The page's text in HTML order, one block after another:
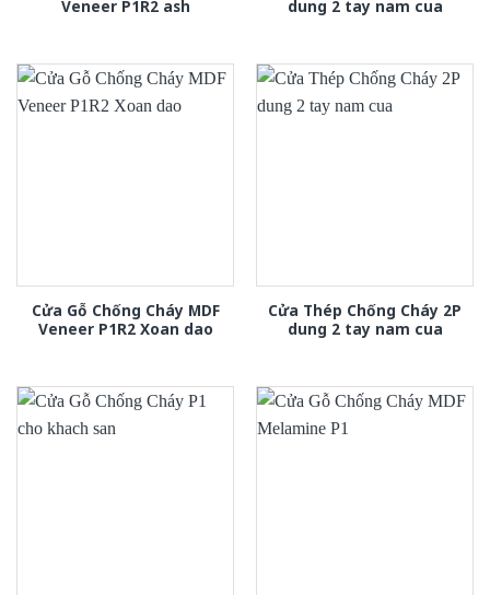
Veneer P1R2 ash dung 2 tay nam cua
Cửa Gỗ Chống Cháy MDF
Veneer P1R2 Xoan dao
Cửa Thép Chống Cháy 2P
dung 2 tay nam cua